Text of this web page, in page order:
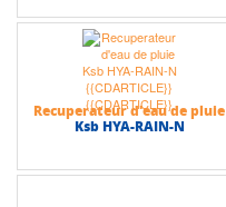
Recuperateur d'eau de pluie
Ksb HYA-RAIN-N